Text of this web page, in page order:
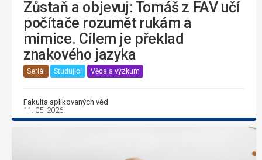
Zůstaň a objevuj: Tomáš z FAV učí
počítače rozumět rukám a
mimice. Cílem je překlad
znakového jazyka
Seriál Studující Věda a výzkum
Fakulta aplikovaných věd
11. 05. 2026